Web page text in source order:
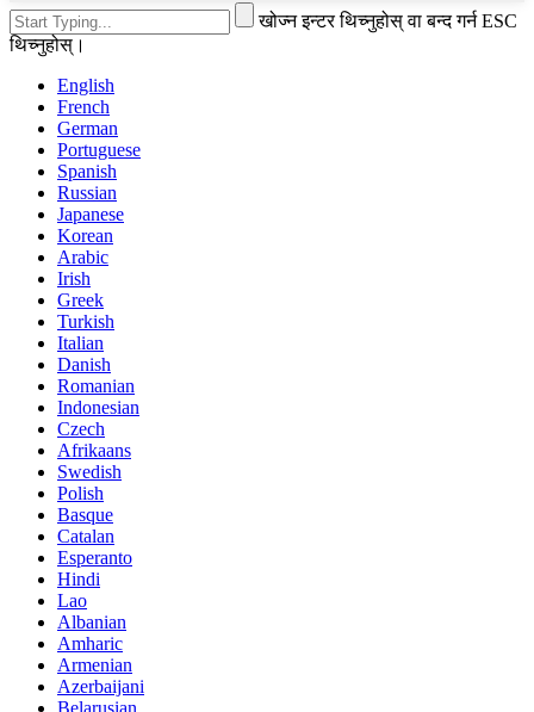
खोज्न इन्टर थिच्नुहोस् वा बन्द गर्न ESC
थिच्नुहोस्।
English
French
German
Portuguese
Spanish
Russian
Japanese
Korean
Arabic
Irish
Greek
Turkish
Italian
Danish
Romanian
Indonesian
Czech
Afrikaans
Swedish
Polish
Basque
Catalan
Esperanto
Hindi
Lao
Albanian
Amharic
Armenian
Azerbaijani